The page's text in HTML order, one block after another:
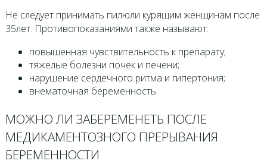
Не следует принимать пилюли курящим женщинам после
35лет. Противопоказаниями также называют:
повышенная чувствительность к препарату;
тяжелые болезни почек и печени;
нарушение сердечного ритма и гипертония;
внематочная беременность.
МОЖНО ЛИ ЗАБЕРЕМЕНЕТЬ ПОСЛЕ
МЕДИКАМЕНТОЗНОГО ПРЕРЫВАНИЯ
БЕРЕМЕННОСТИ